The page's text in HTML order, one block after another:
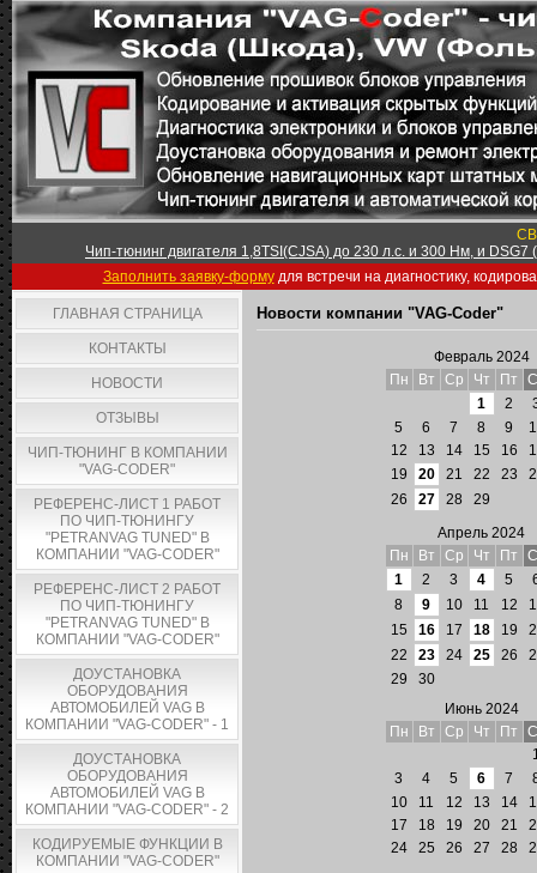
Чип-тюнинг двигателя 1,8TSI(CJSA) до 230 л.с. и 300 Нм, и
Заполнить заявку-формудля встречи на диагностику,
ГЛАВНАЯ СТРАНИЦА
КОНТАКТЫ
НОВОСТИ
ОТЗЫВЫ
ЧИП-ТЮНИНГ В КОМПАНИИ
"VAG-CODER"
РЕФЕРЕНС-ЛИСТ 1 РАБОТ
ПО ЧИП-ТЮНИНГУ
"PETRANVAG TUNED" В
КОМПАНИИ "VAG-CODER"
РЕФЕРЕНС-ЛИСТ 2 РАБОТ
ПО ЧИП-ТЮНИНГУ
"PETRANVAG TUNED" В
КОМПАНИИ "VAG-CODER"
ДОУСТАНОВКА
ОБОРУДОВАНИЯ
АВТОМОБИЛЕЙ VAG В
КОМПАНИИ "VAG-CODER" - 1
ДОУСТАНОВКА
ОБОРУДОВАНИЯ
АВТОМОБИЛЕЙ VAG В
КОМПАНИИ "VAG-CODER" - 2
КОДИРУЕМЫЕ ФУНКЦИИ В
КОМПАНИИ "VAG-CODER"
Новости компании "VAG-Coder"
Февраль 2024
Пн
Вт Ср Чт Пт
1
2
5
6 7 8 9
12
13 14 15 16
19
20 21 22 23
26
27 28
29
Апрель 2024
Пн
Вт Ср Чт Пт
1
2 3 4 5
8
9 10 11 12
15
16 17 18 19
22
23 24 25 26
29
30
Июнь 2024
Пн
Вт Ср Чт Пт
3
4 5 6 7
10
11 12 13 14
17
18 19 20 21
24
25 26 27 28